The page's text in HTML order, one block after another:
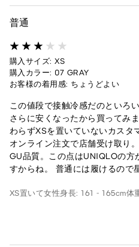
普通
購入サイズ: XS
購入カラー: 07 GRAY
お客様の着用感: ちょうどよい
この値段で接触冷感だのといろ
さらに安くなったから買ってみ
わらずXSを置いていないカスタ
オンライン注文で店舗受け取り
GU品質。この点はUNIQLOの方
すからね。 普通には履けるので
XS置いて女性身長: 161 - 165cm体